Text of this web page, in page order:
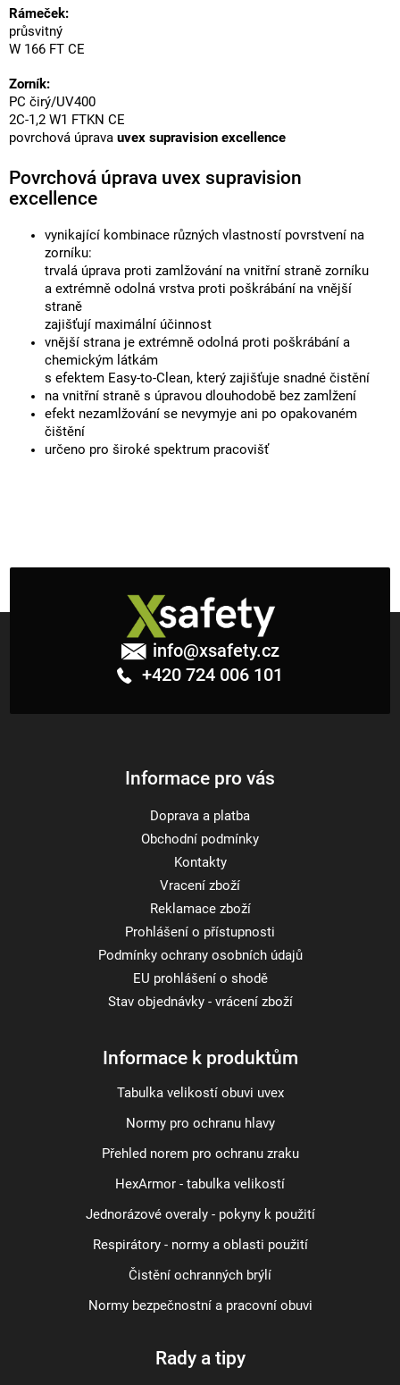
Rámeček:
průsvitný
W 166 FT CE
Zorník:
PC čirý/UV400
2C-1,2 W1 FTKN CE
povrchová úprava uvex supravision excellence
Povrchová úprava uvex supravision
excellence
vynikající kombinace různých vlastností povrstvení na
zorníku:
trvalá úprava proti zamlžování na vnitřní straně zorníku
a extrémně odolná vrstva proti poškrábání na vnější
straně
zajišťují maximální účinnost
vnější strana je extrémně odolná proti poškrábání a
chemickým látkám
s efektem Easy-to-Clean, který zajišťuje snadné čistění
na vnitřní straně s úpravou dlouhodobě bez zamlžení
efekt nezamlžování se nevymyje ani po opakovaném
čištění
určeno pro široké spektrum pracovišť
info@xsafety.cz
+420 724 006 101
Informace pro vás
Doprava a platba
Obchodní podmínky
Kontakty
Vracení zboží
Reklamace zboží
Prohlášení o přístupnosti
Podmínky ochrany osobních údajů
EU prohlášení o shodě
Stav objednávky - vrácení zboží
Informace k produktům
Tabulka velikostí obuvi uvex
Normy pro ochranu hlavy
Přehled norem pro ochranu zraku
HexArmor - tabulka velikostí
Jednorázové overaly - pokyny k použití
Respirátory - normy a oblasti použití
Čistění ochranných brýlí
Normy bezpečnostní a pracovní obuvi
Rady a tipy